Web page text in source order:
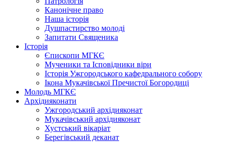
Канонічне право
Наша історія
Душпастирство молоді
Запитати Священика
Історія
Єпископи МГКЄ
Мученики та Ісповідники віри
Історія Ужгородського кафедрального собору
Ікона Мукачівської Пречистої Богородиці
Молодь МГКЄ
Архідияконати
Ужгородський архідияконат
Мукачівський архідияконат
Хустський вікаріат
Берегівський деканат